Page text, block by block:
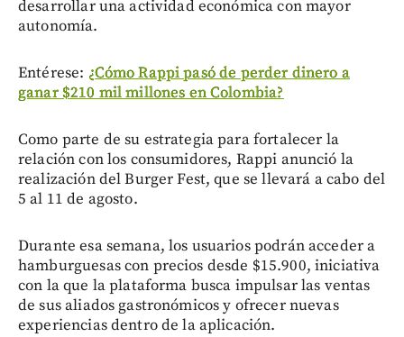
desarrollar una actividad económica con mayor
autonomía.
Entérese: ¿Cómo Rappi pasó de perder dinero a
ganar $210 mil millones en Colombia?
Como parte de su estrategia para fortalecer la
relación con los consumidores, Rappi anunció la
realización del Burger Fest, que se llevará a cabo del
5 al 11 de agosto.
Durante esa semana, los usuarios podrán acceder a
hamburguesas con precios desde $15.900, iniciativa
con la que la plataforma busca impulsar las ventas
de sus aliados gastronómicos y ofrecer nuevas
experiencias dentro de la aplicación.